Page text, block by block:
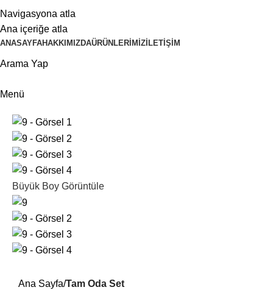
Navigasyona atla
Ana içeriğe atla
ADD ANYTHING HERE OR JUST REMOVE IT…
ANASAYFAHAKKIMIZDAÜRÜNLERIMIZ İLETIŞIM
Arama Yap
Menü
Büyük Boy Görüntüle
Ana Sayfa Tam Oda Set